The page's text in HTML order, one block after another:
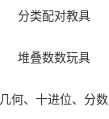
分类配对教具
堆叠数数玩具
几何、十进位、分数